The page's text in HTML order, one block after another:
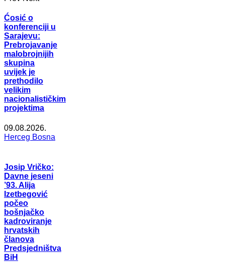
Ćosić o
konferenciji u
Sarajevu:
Prebrojavanje
malobrojnijih
skupina
uvijek je
prethodilo
velikim
nacionalističkim
projektima
09.08.2026.
Herceg Bosna
Josip Vričko:
Davne jeseni
’93. Alija
Izetbegović
počeo
bošnjačko
kadroviranje
hrvatskih
članova
Predsjedništva
BiH